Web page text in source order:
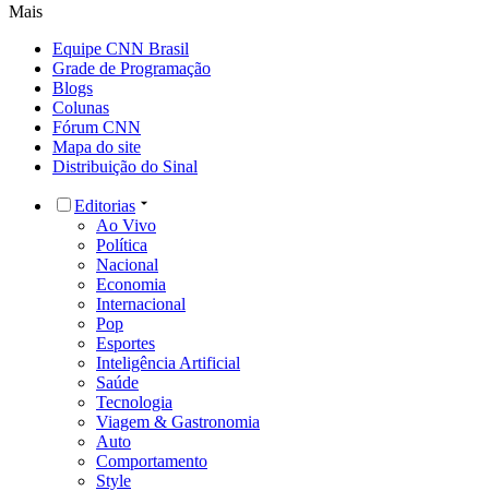
Mais
Equipe CNN Brasil
Grade de Programação
Blogs
Colunas
Fórum CNN
Mapa do site
Distribuição do Sinal
Editorias
Ao Vivo
Política
Nacional
Economia
Internacional
Pop
Esportes
Inteligência Artificial
Saúde
Tecnologia
Viagem & Gastronomia
Auto
Comportamento
Style